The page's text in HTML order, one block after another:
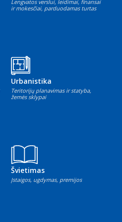
Lengvatos verslui, leidimai, finansai
ir mokesčiai, parduodamas turtas
Urbanistika
Teritorijų planavimas ir statyba,
žemės sklypai
Švietimas
Įstaigos, ugdymas, premijos